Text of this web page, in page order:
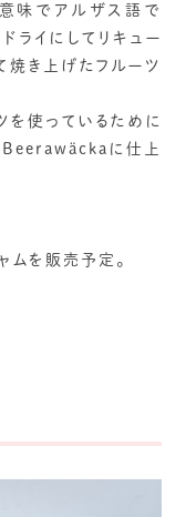
味でアルザス語で
ライにしてリキュー
き上げたフルーツ
を使っているために
Beerawäckaに仕上
ムを販売予定。